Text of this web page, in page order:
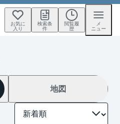
お気に
入り
検索条
件
閲覧履
歴
メ
ニュー
地図